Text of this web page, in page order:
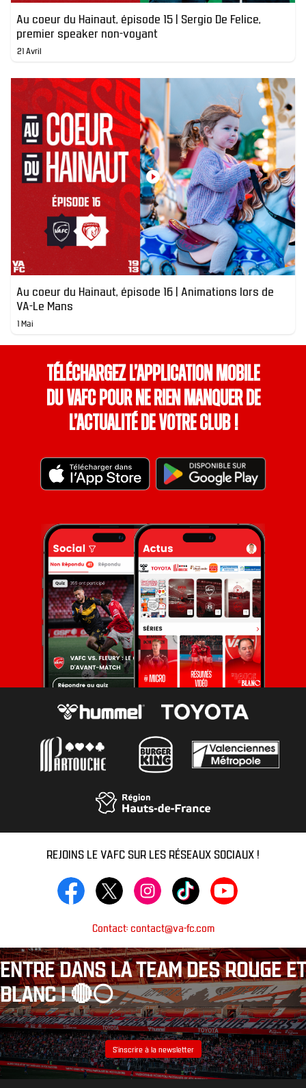
Au coeur du Hainaut, épisode 15 | Sergio De Felice,
premier speaker non-voyant
21 Avril
Au coeur du Hainaut, épisode 16 | Animations lors de
VA-Le Mans
1 Mai
Téléchargez l’application mobile
du VAFC pour ne rien manquer de
l’actualité de votre club !
REJOINS LE VAFC SUR LES RÉSEAUX SOCIAUX !
Contact: contact@va-fc.com
ENTRE DANS LA TEAM DES ROUGE ET
BLANC ! 🔴⚪️
S’inscrire à la newsletter